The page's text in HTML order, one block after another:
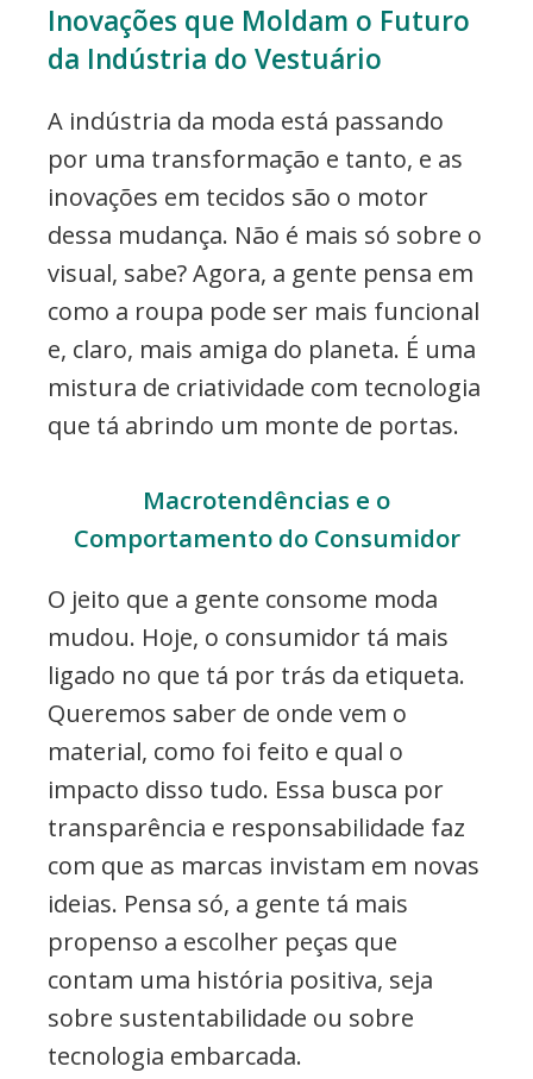
Inovações que Moldam o Futuro
da Indústria do Vestuário
A indústria da moda está passando
por uma transformação e tanto, e as
inovações em tecidos são o motor
dessa mudança. Não é mais só sobre o
visual, sabe? Agora, a gente pensa em
como a roupa pode ser mais funcional
e, claro, mais amiga do planeta. É uma
mistura de criatividade com tecnologia
que tá abrindo um monte de portas.
Macrotendências e o
Comportamento do Consumidor
O jeito que a gente consome moda
mudou. Hoje, o consumidor tá mais
ligado no que tá por trás da etiqueta.
Queremos saber de onde vem o
material, como foi feito e qual o
impacto disso tudo. Essa busca por
transparência e responsabilidade faz
com que as marcas invistam em novas
ideias. Pensa só, a gente tá mais
propenso a escolher peças que
contam uma história positiva, seja
sobre sustentabilidade ou sobre
tecnologia embarcada.